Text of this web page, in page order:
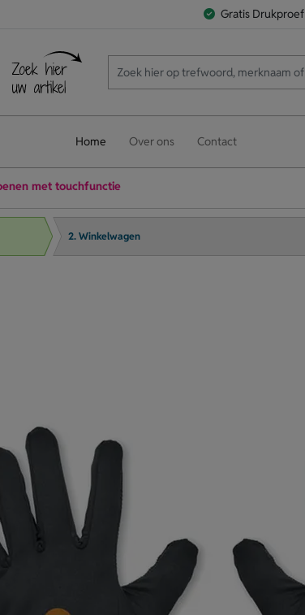
Gratis Drukproef
Home Over ons Contact
met touchfunctie
2. Winkelwagen